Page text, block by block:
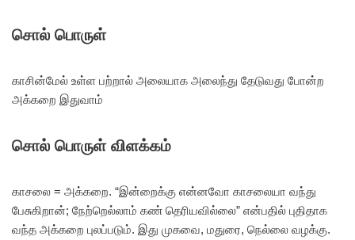
சொல் பொருள்
காசின்மேல் உள்ள பற்றால் அலையாக அலைந்து தேடுவது போன்ற
அக்கறை இதுவாம்
சொல் பொருள் விளக்கம்
காசலை = அக்கறை. “இன்றைக்கு என்னவோ காசலையா வந்து
பேசுகிறான்; நேற்றெல்லாம் கண் தெரியவில்லை” என்பதில் புதிதாக
வந்த அக்கறை புலப்படும். இது முகவை, மதுரை, நெல்லை வழக்கு.